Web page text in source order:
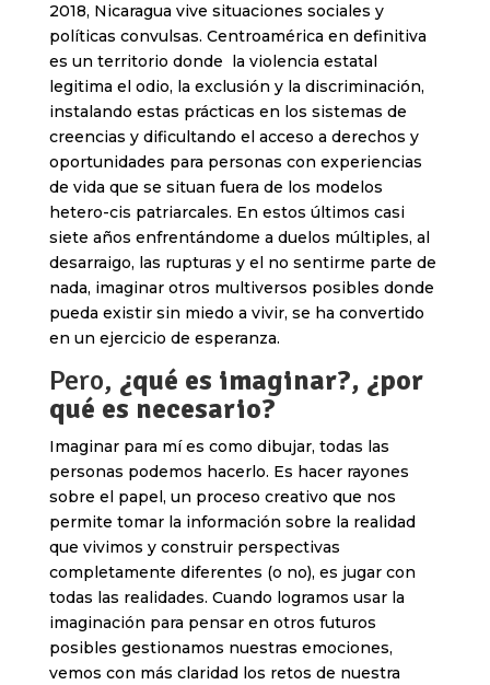
2018, Nicaragua vive situaciones sociales y
políticas convulsas. Centroamérica en definitiva
es un territorio donde la violencia estatal
legitima el odio, la exclusión y la discriminación,
instalando estas prácticas en los sistemas de
creencias y dificultando el acceso a derechos y
oportunidades para personas con experiencias
de vida que se situan fuera de los modelos
hetero-cis patriarcales. En estos últimos casi
siete años enfrentándome a duelos múltiples, al
desarraigo, las rupturas y el no sentirme parte de
nada, imaginar otros multiversos posibles donde
pueda existir sin miedo a vivir, se ha convertido
en un ejercicio de esperanza.
Pero, ¿qué es imaginar?, ¿por
qué es necesario?
Imaginar para mí es como dibujar, todas las
personas podemos hacerlo. Es hacer rayones
sobre el papel, un proceso creativo que nos
permite tomar la información sobre la realidad
que vivimos y construir perspectivas
completamente diferentes (o no), es jugar con
todas las realidades. Cuando logramos usar la
imaginación para pensar en otros futuros
posibles gestionamos nuestras emociones,
vemos con más claridad los retos de nuestra